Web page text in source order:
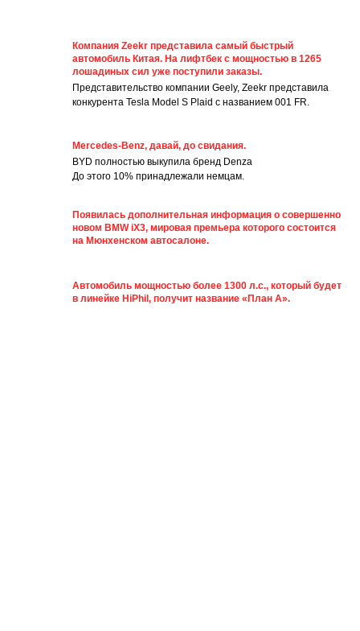
Компания Zeekr представила самый быстрый
автомобиль Китая. На лифтбек с мощностью в 1265
лошадиных сил уже поступили заказы.
Представительство компании Geely, Zeekr представила
конкурента Tesla Model S Plaid с названием 001 FR.
Mercedes-Benz, давай, до свидания.
BYD полностью выкупила бренд Denza
До этого 10% принадлежали немцам.
Появилась дополнительная информация о совершенно
новом BMW iX3, мировая премьера которого состоится
на Мюнхенском автосалоне.
Автомобиль мощностью более 1300 л.с., который будет
в линейке HiPhil, получит название «План А».